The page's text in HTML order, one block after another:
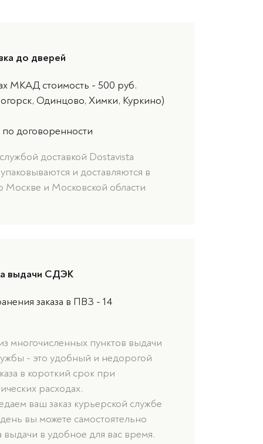
до дверей
МКАД стоимость - 500 руб.
Одинцово, Химки, Куркино)
договоренности
доставкой Dostavista
и доставляются в
Москве и Московской области
выдачи СДЭК
заказа в ПВЗ - 14
многочисленных пунктов выдачи
- это удобный и недорогой
в короткий срок при
расходах.
ваш заказ курьерской службе
вы можете самостоятельно
выдачи в удобное для вас время.